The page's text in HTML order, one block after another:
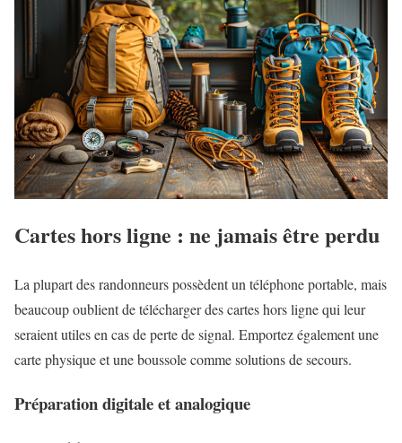
Cartes hors ligne : ne jamais être perdu
La plupart des randonneurs possèdent un téléphone portable, mais
beaucoup oublient de télécharger des cartes hors ligne qui leur
seraient utiles en cas de perte de signal. Emportez également une
carte physique et une boussole comme solutions de secours.
Préparation digitale et analogique